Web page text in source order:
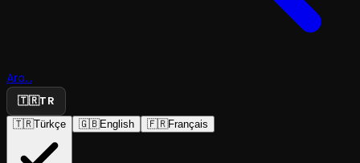
Ara...
🇹🇷TR
🇹🇷Türkçe 🇬🇧English 🇫🇷Français